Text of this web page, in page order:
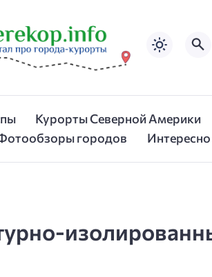
Курорты Северной Америки
городов Интересно